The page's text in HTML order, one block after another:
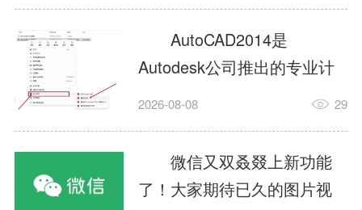
入AutoCAD2014的操作界
面，如图所示：2.在该界面内
找到矩形选项，如图所示：3.
点击矩...
办的解决方法，有需要的小
伙伴可以来了解了解哦。1.打
开控制面板，选择
AutodeskAutoCAD2014。2.
等AutodeskAutoCAD2014的
安装程序加载完毕。3.选择添
加/...
AutoCAD2014是
Autodesk公司推出的专业计
算机辅助设计（CAD）软
子、建筑、服装等多个工程
与设计领域。作为行业标准
工具之一，它提供了强大的
2026-08-08 29
微信又双叒叕上新功能
了！大家期待已久的图片视